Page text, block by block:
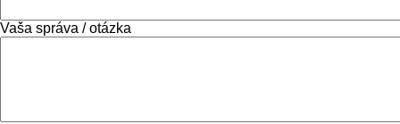
Vaša správa / otázka